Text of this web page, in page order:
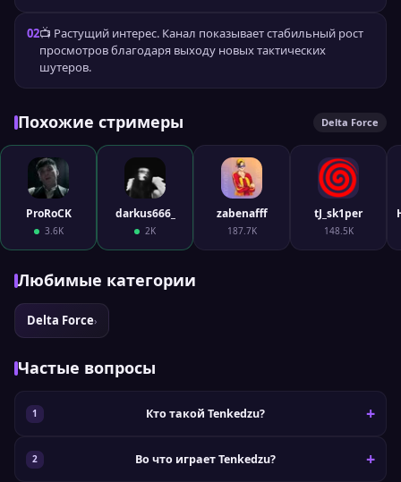
02📺 Растущий интерес. Канал показывает стабильный рост
просмотров благодаря выходу новых тактических
шутеров.
Похожие стримеры Delta Force
ProRoCK
3.6K
darkus666_
2K
zabenafff
187.7K
tJ_sk1per
148.5K
Любимые категории
Delta Force›
Частые вопросы
Кто такой Tenkedzu?
Во что играет Tenkedzu?